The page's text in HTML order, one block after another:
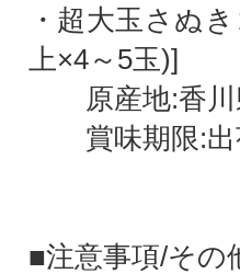
・超大玉さぬ
上×4～5玉)]
原産地:香川
賞味期限:出
■注意事項/その